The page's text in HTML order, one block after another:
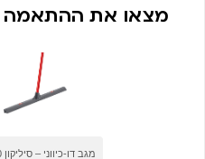
מצאו את ההתאמה